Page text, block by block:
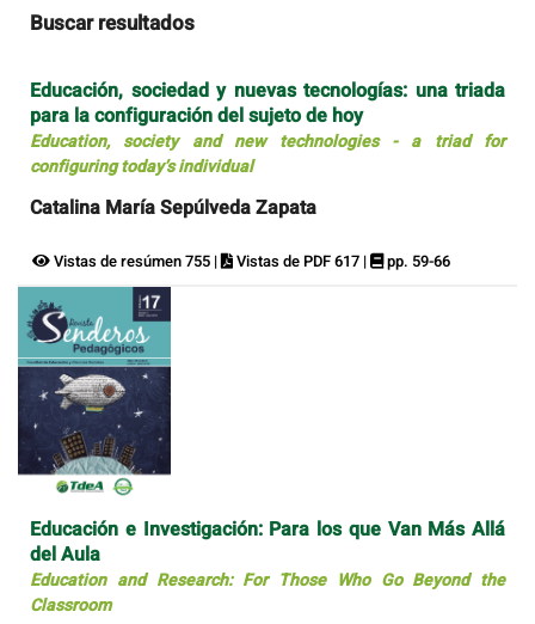
Buscar resultados
Educación, sociedad y nuevas tecnologías: una triada
para la configuración del sujeto de hoy
Education, society and new technologies - a triad for
configuring today’s individual
Catalina María Sepúlveda Zapata
Vistas de resúmen 755 | Vistas de PDF 617 | pp. 59-66
Educación e Investigación: Para los que Van Más Allá
del Aula
Education and Research: For Those Who Go Beyond the
Classroom